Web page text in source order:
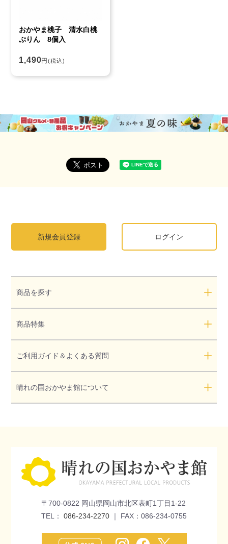
おかやま桃子 清水白桃
ぷりん 8個入
1,490円(税込)
新規会員登録 ログイン
商品を探す
商品特集
ご利用ガイド＆よくある質問
晴れの国おかやま館について
〒700-0822 岡山県岡山市北区表町1丁目1-22
TEL： 086-234-2270 ｜ FAX：086-234-0755